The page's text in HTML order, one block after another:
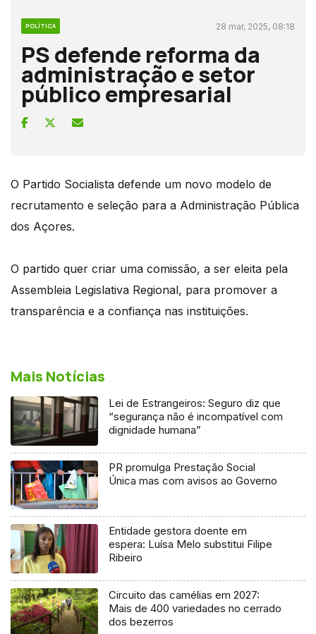
POLÍTICA 28 mar, 2025, 08:18
PS defende reforma da
administração e setor
público empresarial
O Partido Socialista defende um novo modelo de
recrutamento e seleção para a Administração Pública
dos Açores.
O partido quer criar uma comissão, a ser eleita pela
Assembleia Legislativa Regional, para promover a
transparência e a confiança nas instituições.
Mais Notícias
Lei de Estrangeiros: Seguro diz que
“segurança não é incompatível com
dignidade humana”
PR promulga Prestação Social
Única mas com avisos ao Governo
Entidade gestora doente em
espera: Luísa Melo substitui Filipe
Ribeiro
Circuito das camélias em 2027:
Mais de 400 variedades no cerrado
dos bezerros